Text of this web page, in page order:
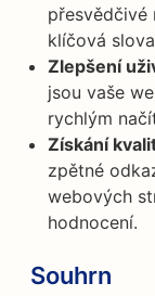
přesvědčivé
klíčová
Zlepšení
jsou vaše
rychlým
Získání
zpětné
webových
hodnocení.
Souhrn